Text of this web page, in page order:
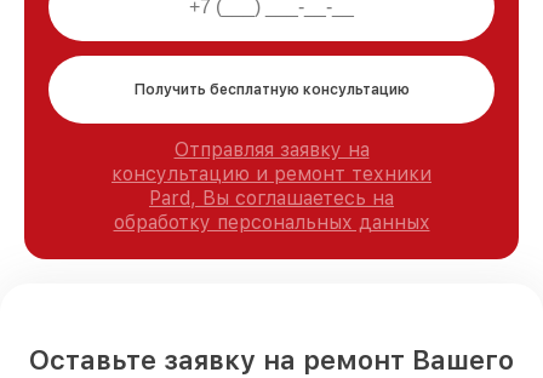
Получить бесплатную консультацию
Отправляя заявку на
консультацию и ремонт техники
Pard, Вы соглашаетесь на
обработку персональных данных
Оставьте заявку на ремонт Вашего